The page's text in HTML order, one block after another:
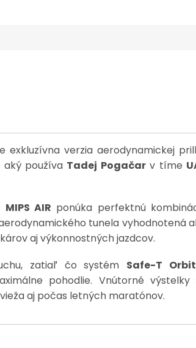
exkluzívna verzia aerodynamickej
používa Tadej Pogačarv tíme
MIPS AIR ponúka perfektnú
tunela vyhodnotená
aj výkonnostných jazdcov.
zatiaľ čo systém Safe-T
pohodlie. Vnútorné výstelky
aj počas letných maratónov.